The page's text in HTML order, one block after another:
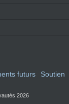
futurs Soutien
2026